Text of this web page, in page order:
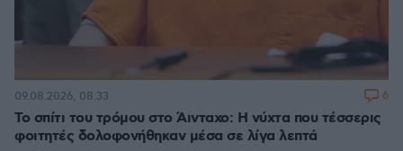
Το σπίτι του τρόμου στο Άινταχο: Η νύχτα που τέσσερις
φοιτητές δολοφονήθηκαν μέσα σε λίγα λεπτά
09.08.2026, 08:33 6